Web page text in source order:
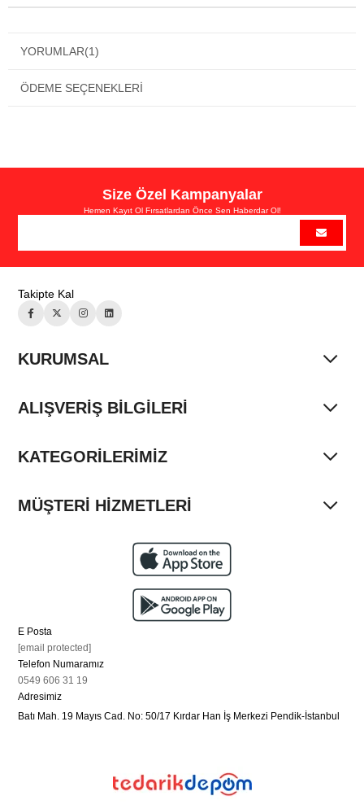
YORUMLAR(1)
ÖDEME SEÇENEKLERI
Size Özel Kampanyalar
Hemen Kayıt Ol Fırsatlardan Önce Sen Haberdar Ol!
Takipte Kal
KURUMSAL
ALIŞVERİŞ BİLGİLERİ
KATEGORİLERİMİZ
MÜŞTERİ HİZMETLERİ
E Posta
[email protected]
Telefon Numaramız
0549 606 31 19
Adresimiz
Batı Mah. 19 Mayıs Cad. No: 50/17 Kırdar Han İş Merkezi Pendik-İstanbul